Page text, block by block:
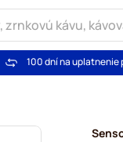
100 dní na uplatnenie